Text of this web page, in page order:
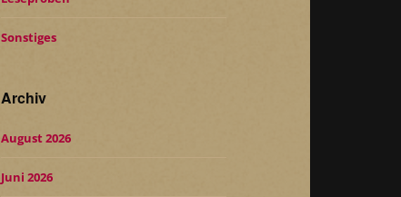
Sonstiges
Archiv
August 2026
Juni 2026